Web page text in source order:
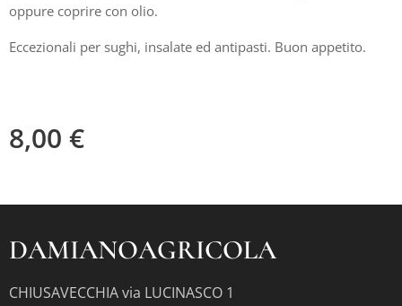
oppure coprire con olio.
Eccezionali per sughi, insalate ed antipasti. Buon appetito.
8,00 €
DAMIANOAGRICOLA
CHIUSAVECCHIA via LUCINASCO 1